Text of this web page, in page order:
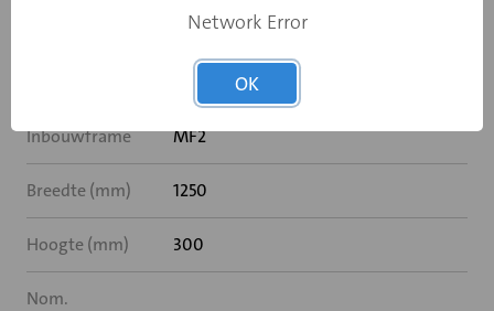
Inbouwframe MF2
Breedte (mm) 1250
Hoogte (mm) 300
Nom.
Network Error
OK